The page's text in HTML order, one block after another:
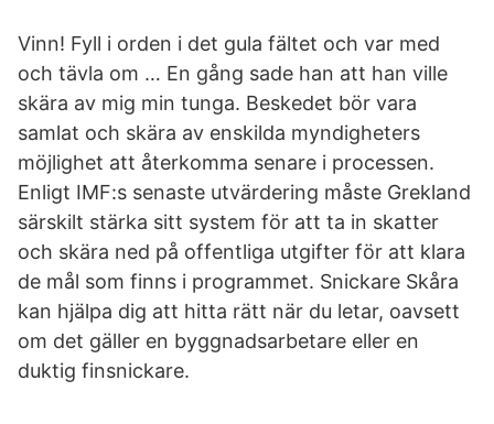
Vinn! Fyll i orden i det gula fältet och var med
och tävla om … En gång sade han att han ville
skära av mig min tunga. Beskedet bör vara
samlat och skära av enskilda myndigheters
möjlighet att återkomma senare i processen.
Enligt IMF:s senaste utvärdering måste Grekland
särskilt stärka sitt system för att ta in skatter
och skära ned på offentliga utgifter för att klara
de mål som finns i programmet. Snickare Skåra
kan hjälpa dig att hitta rätt när du letar, oavsett
om det gäller en byggnadsarbetare eller en
duktig finsnickare.